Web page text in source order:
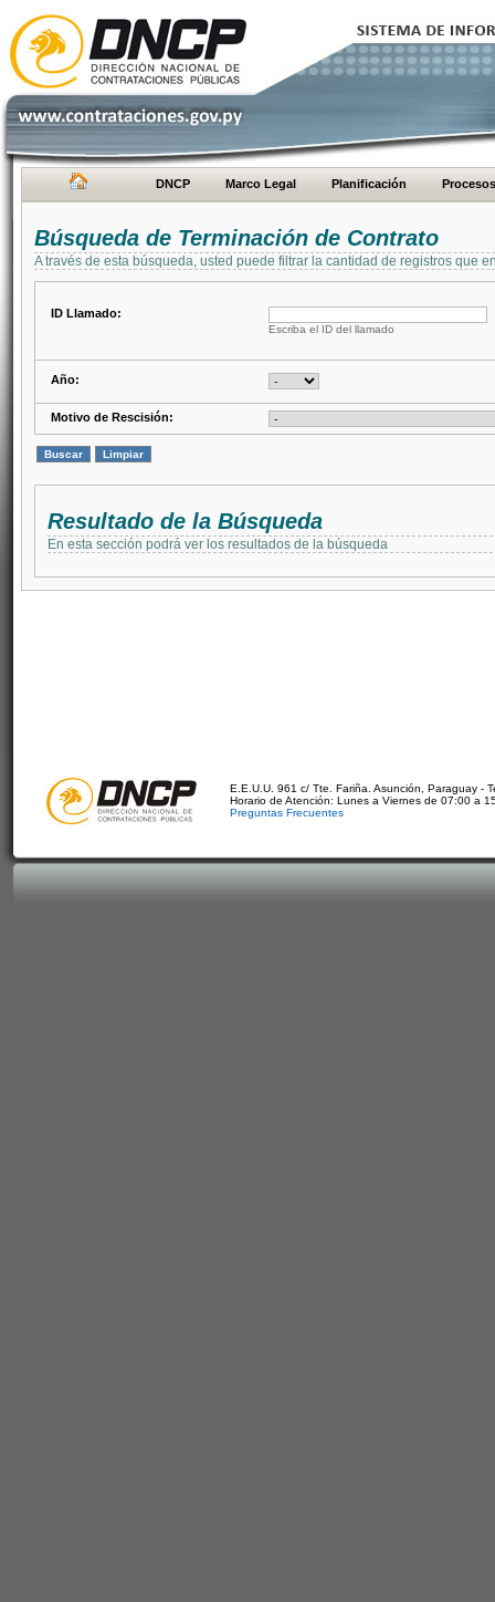
DNCP Marco Legal Planificación Procesos
Búsqueda de Terminación de Contrato
A través de esta búsqueda, usted puede filtrar la cantidad de registros que
ID Llamado:
Escriba el ID del llamado
Año:
Motivo de Rescisión:
Resultado de la Búsqueda
En esta sección podrá ver los resultados de la búsqueda
E.E.U.U. 961 c/ Tte. Fariña. Asunción, Paraguay -
Horario de Atención: Lunes a Viernes de 07:00 a
Preguntas Frecuentes